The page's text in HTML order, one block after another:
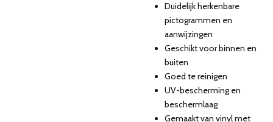
Duidelijk herkenbare
pictogrammen en
aanwijzingen
Geschikt voor binnen en
buiten
Goed te reinigen
UV-bescherming en
beschermlaag
Gemaakt van vinyl met